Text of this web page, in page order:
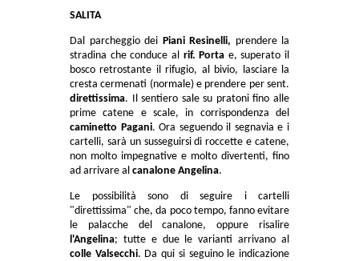
SALITA
Dal parcheggio dei Piani Resinelli, prendere la
stradina che conduce al rif. Porta e, superato il
bosco retrostante il rifugio, al bivio, lasciare la
cresta cermenati (normale) e prendere per sent.
direttissima. Il sentiero sale su pratoni fino alle
prime catene e scale, in corrispondenza del
caminetto Pagani. Ora seguendo il segnavia e i
cartelli, sarà un susseguirsi di roccette e catene,
non molto impegnative e molto divertenti, fino
ad arrivare al canalone Angelina.
Le possibilità sono di seguire i cartelli
"direttissima" che, da poco tempo, fanno evitare
le palacche del canalone, oppure risalire
l'Angelina; tutte e due le varianti arrivano al
colle Valsecchi. Da qui si seguino le indicazione